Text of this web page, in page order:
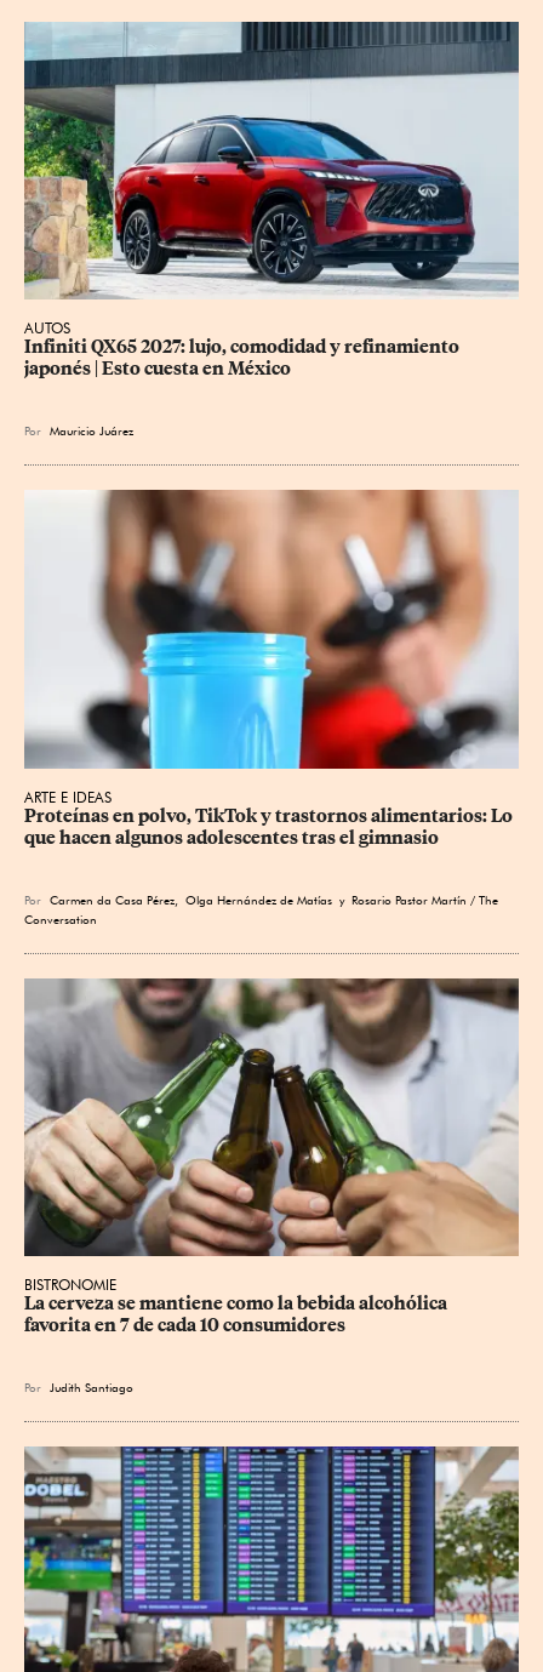
AUTOS
Infiniti QX65 2027: lujo, comodidad y refinamiento
japonés | Esto cuesta en México
Por Mauricio Juárez
ARTE E IDEAS
Proteínas en polvo, TikTok y trastornos alimentarios: Lo
que hacen algunos adolescentes tras el gimnasio
Por Carmen da Casa Pérez Olga Hernández de Matías y Rosario Pastor Martín / The
Conversation
BISTRONOMIE
La cerveza se mantiene como la bebida alcohólica
favorita en 7 de cada 10 consumidores
Por Judith Santiago